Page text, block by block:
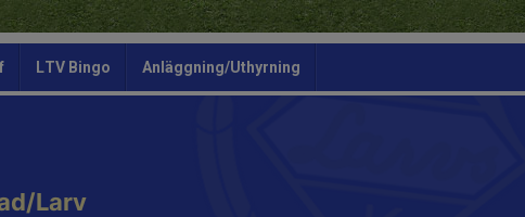
LTV Bingo Anläggning/Uthyrning
Larv